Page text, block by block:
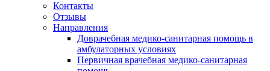
Контакты
Отзывы
Направления
Доврачебная медико-санитарная помощь в
амбулаторных условиях
Первичная врачебная медико-санитарная